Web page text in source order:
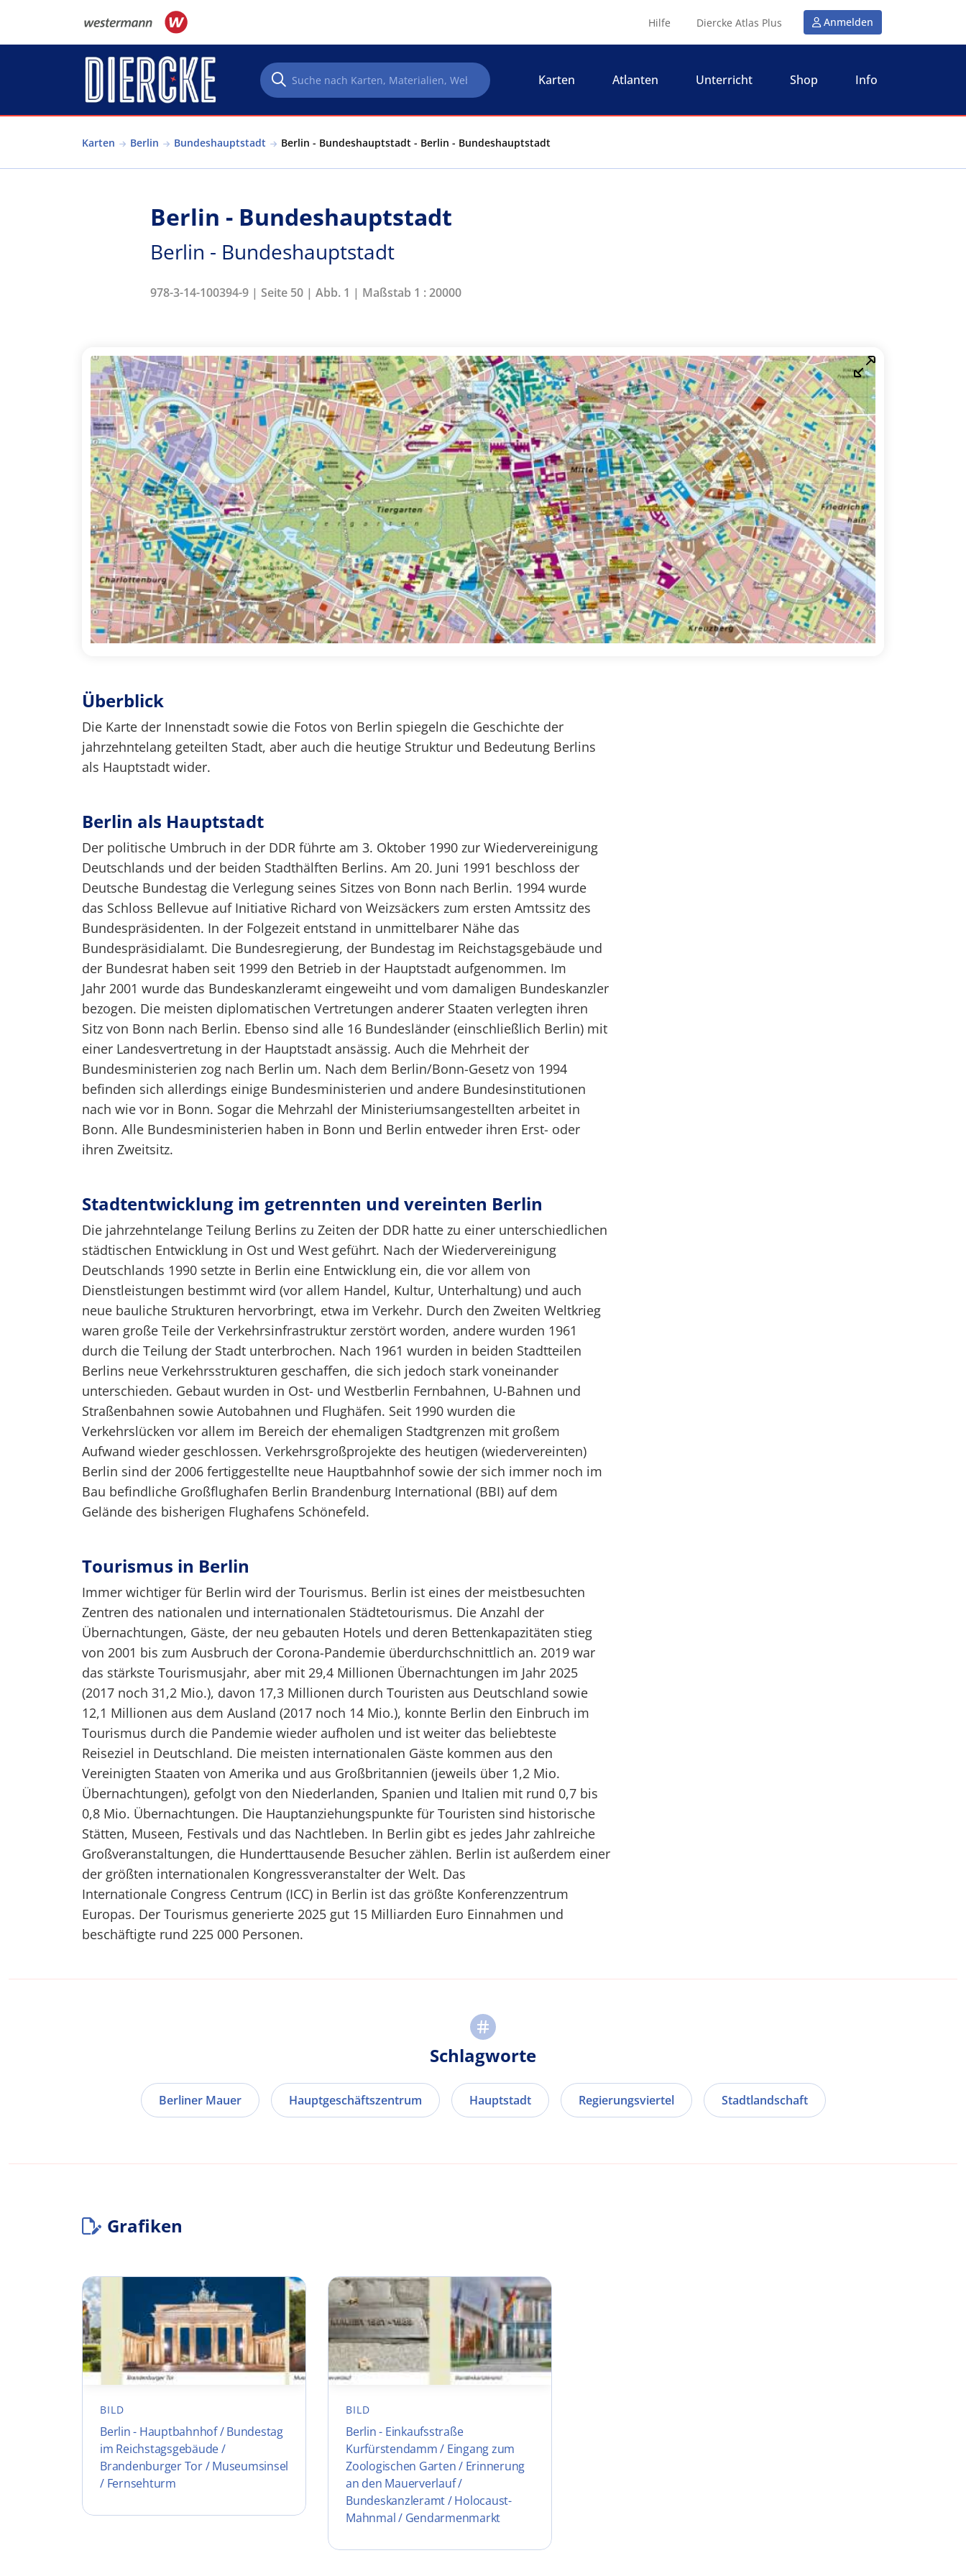
Hilfe Diercke Atlas Plus Anmelden
Karten Atlanten Unterricht Shop Info
Karten Berlin Bundeshauptstadt Berlin - Bundeshauptstadt - Berlin - Bundeshauptstadt
Berlin - Bundeshauptstadt
Berlin - Bundeshauptstadt
978-3-14-100394-9 | Seite 50 | Abb. 1 | Maßstab 1 : 20000
Überblick
Die Karte der Innenstadt sowie die Fotos von Berlin spiegeln die Geschichte der
jahrzehntelang geteilten Stadt, aber auch die heutige Struktur und Bedeutung Berlins
als Hauptstadt wider.
Berlin als Hauptstadt
Der politische Umbruch in der DDR führte am 3. Oktober 1990 zur Wiedervereinigung
Deutschlands und der beiden Stadthälften Berlins. Am 20. Juni 1991 beschloss der
Deutsche Bundestag die Verlegung seines Sitzes von Bonn nach Berlin. 1994 wurde
das Schloss Bellevue auf Initiative Richard von Weizsäckers zum ersten Amtssitz des
Bundespräsidenten. In der Folgezeit entstand in unmittelbarer Nähe das
Bundespräsidialamt. Die Bundesregierung, der Bundestag im Reichstagsgebäude und
der Bundesrat haben seit 1999 den Betrieb in der Hauptstadt aufgenommen. Im
Jahr 2001 wurde das Bundeskanzleramt eingeweiht und vom damaligen Bundeskanzler
bezogen. Die meisten diplomatischen Vertretungen anderer Staaten verlegten ihren
Sitz von Bonn nach Berlin. Ebenso sind alle 16 Bundesländer (einschließlich Berlin) mit
einer Landesvertretung in der Hauptstadt ansässig. Auch die Mehrheit der
Bundesministerien zog nach Berlin um. Nach dem Berlin/Bonn-Gesetz von 1994
befinden sich allerdings einige Bundesministerien und andere Bundesinstitutionen
nach wie vor in Bonn. Sogar die Mehrzahl der Ministeriumsangestellten arbeitet in
Bonn. Alle Bundesministerien haben in Bonn und Berlin entweder ihren Erst- oder
ihren Zweitsitz.
Stadtentwicklung im getrennten und vereinten Berlin
Die jahrzehntelange Teilung Berlins zu Zeiten der DDR hatte zu einer unterschiedlichen
städtischen Entwicklung in Ost und West geführt. Nach der Wiedervereinigung
Deutschlands 1990 setzte in Berlin eine Entwicklung ein, die vor allem von
Dienstleistungen bestimmt wird (vor allem Handel, Kultur, Unterhaltung) und auch
neue bauliche Strukturen hervorbringt, etwa im Verkehr. Durch den Zweiten Weltkrieg
waren große Teile der Verkehrsinfrastruktur zerstört worden, andere wurden 1961
durch die Teilung der Stadt unterbrochen. Nach 1961 wurden in beiden Stadtteilen
Berlins neue Verkehrsstrukturen geschaffen, die sich jedoch stark voneinander
unterschieden. Gebaut wurden in Ost- und Westberlin Fernbahnen, U-Bahnen und
Straßenbahnen sowie Autobahnen und Flughäfen. Seit 1990 wurden die
Verkehrslücken vor allem im Bereich der ehemaligen Stadtgrenzen mit großem
Aufwand wieder geschlossen. Verkehrsgroßprojekte des heutigen (wiedervereinten)
Berlin sind der 2006 fertiggestellte neue Hauptbahnhof sowie der sich immer noch im
Bau befindliche Großflughafen Berlin Brandenburg International (BBI) auf dem
Gelände des bisherigen Flughafens Schönefeld.
Tourismus in Berlin
Immer wichtiger für Berlin wird der Tourismus. Berlin ist eines der meistbesuchten
Zentren des nationalen und internationalen Städtetourismus. Die Anzahl der
Übernachtungen, Gäste, der neu gebauten Hotels und deren Bettenkapazitäten stieg
von 2001 bis zum Ausbruch der Corona-Pandemie überdurchschnittlich an. 2019 war
das stärkste Tourismusjahr, aber mit 29,4 Millionen Übernachtungen im Jahr 2025
(2017 noch 31,2 Mio.), davon 17,3 Millionen durch Touristen aus Deutschland sowie
12,1 Millionen aus dem Ausland (2017 noch 14 Mio.), konnte Berlin den Einbruch im
Tourismus durch die Pandemie wieder aufholen und ist weiter das beliebteste
Reiseziel in Deutschland. Die meisten internationalen Gäste kommen aus den
Vereinigten Staaten von Amerika und aus Großbritannien (jeweils über 1,2 Mio.
Übernachtungen), gefolgt von den Niederlanden, Spanien und Italien mit rund 0,7 bis
0,8 Mio. Übernachtungen. Die Hauptanziehungspunkte für Touristen sind historische
Stätten, Museen, Festivals und das Nachtleben. In Berlin gibt es jedes Jahr zahlreiche
Großveranstaltungen, die Hunderttausende Besucher zählen. Berlin ist außerdem einer
der größten internationalen Kongressveranstalter der Welt. Das
Internationale Congress Centrum (ICC) in Berlin ist das größte Konferenzzentrum
Europas. Der Tourismus generierte 2025 gut 15 Milliarden Euro Einnahmen und
beschäftigte rund 225 000 Personen.
Schlagworte
Berliner Mauer Hauptgeschäftszentrum Hauptstadt Regierungsviertel Stadtlandschaft
Grafiken
BILD
Berlin - Hauptbahnhof / Bundestag
im Reichstagsgebäude /
Brandenburger Tor / Museumsinsel
/ Fernsehturm
BILD
Berlin - Einkaufsstraße
Kurfürstendamm / Eingang zum
Zoologischen Garten / Erinnerung
an den Mauerverlauf /
Bundeskanzleramt / Holocaust-
Mahnmal / Gendarmenmarkt